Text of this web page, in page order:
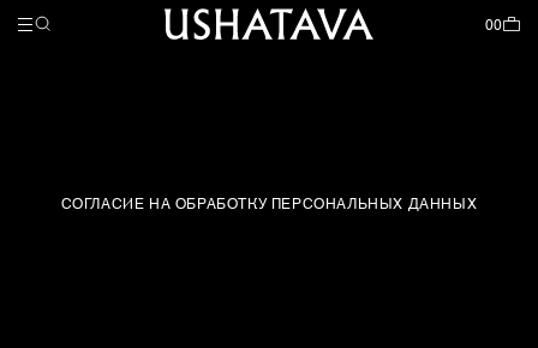
00
НАЗАД ЖЕНСКОЕ ЗАКРЫТЬ
НОВИНКИ
НАЗАД МУЖСКОЕ ЗАКРЫТЬ
ОДЕЖДА
НАЗАД КОЛЛЕКЦИИ ЗАКРЫТЬ
SPECIAL SS26
СОГЛАСИЕ НА ОБРАБОТКУ ПЕРСОНАЛЬНЫХ ДАННЫХ